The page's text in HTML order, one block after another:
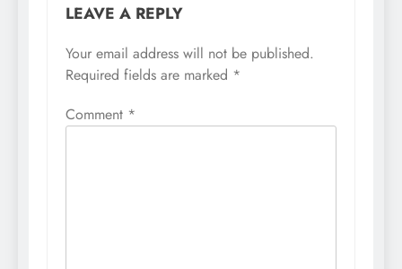
LEAVE A REPLY
Your email address will not be published.
Required fields are marked *
Comment *